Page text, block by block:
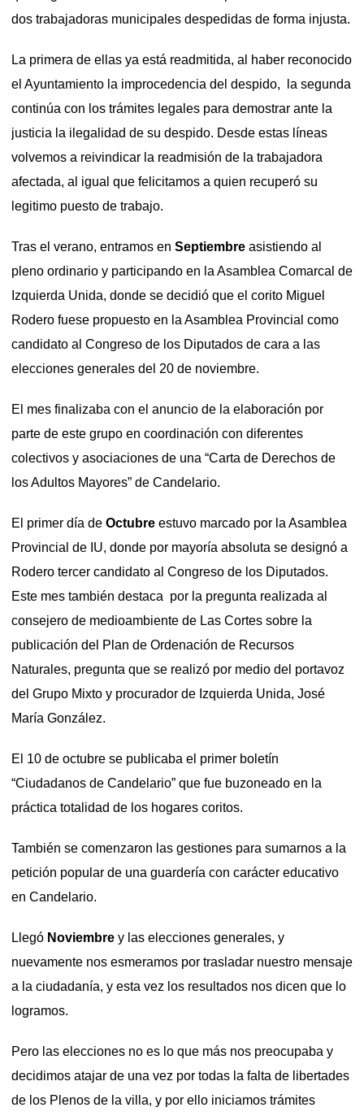
dos trabajadoras municipales despedidas de forma injusta.
La primera de ellas ya está readmitida, al haber reconocido
el Ayuntamiento la improcedencia del despido, la segunda
continúa con los trámites legales para demostrar ante la
justicia la ilegalidad de su despido. Desde estas líneas
volvemos a reivindicar la readmisión de la trabajadora
afectada, al igual que felicitamos a quien recuperó su
legitimo puesto de trabajo.
Tras el verano, entramos en Septiembre asistiendo al
pleno ordinario y participando en la Asamblea Comarcal de
Izquierda Unida, donde se decidió que el corito Miguel
Rodero fuese propuesto en la Asamblea Provincial como
candidato al Congreso de los Diputados de cara a las
elecciones generales del 20 de noviembre.
El mes finalizaba con el anuncio de la elaboración por
parte de este grupo en coordinación con diferentes
colectivos y asociaciones de una “Carta de Derechos de
los Adultos Mayores” de Candelario.
El primer día de Octubre estuvo marcado por la Asamblea
Provincial de IU, donde por mayoría absoluta se designó a
Rodero tercer candidato al Congreso de los Diputados.
Este mes también destaca por la pregunta realizada al
consejero de medioambiente de Las Cortes sobre la
publicación del Plan de Ordenación de Recursos
Naturales, pregunta que se realizó por medio del portavoz
del Grupo Mixto y procurador de Izquierda Unida, José
María González.
El 10 de octubre se publicaba el primer boletín
“Ciudadanos de Candelario” que fue buzoneado en la
práctica totalidad de los hogares coritos.
También se comenzaron las gestiones para sumarnos a la
petición popular de una guardería con carácter educativo
en Candelario.
Llegó Noviembre y las elecciones generales, y
nuevamente nos esmeramos por trasladar nuestro mensaje
a la ciudadanía, y esta vez los resultados nos dicen que lo
logramos.
Pero las elecciones no es lo que más nos preocupaba y
decidimos atajar de una vez por todas la falta de libertades
de los Plenos de la villa, y por ello iniciamos trámites